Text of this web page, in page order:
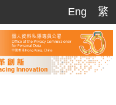
Eng
繁
繁